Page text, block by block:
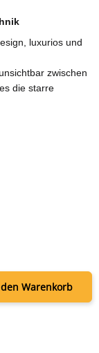
luxurios und
zwischen
die starre
und fordert
Sitzen in
groß
129 - 144
Warenkorb